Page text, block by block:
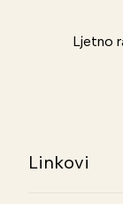
Ljetno
Linkovi